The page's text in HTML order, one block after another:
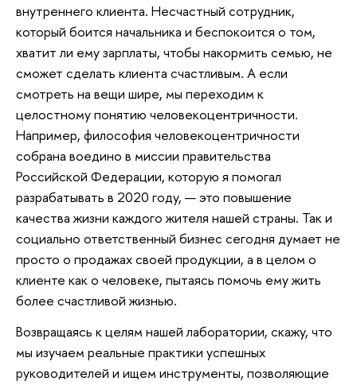
внутреннего клиента. Несчастный сотрудник,
который боится начальника и беспокоится о том,
хватит ли ему зарплаты, чтобы накормить семью, не
сможет сделать клиента счастливым. А если
смотреть на вещи шире, мы переходим к
целостному понятию человекоцентричности.
Например, философия человекоцентричности
собрана воедино в миссии правительства
Российской Федерации, которую я помогал
разрабатывать в 2020 году, — это повышение
качества жизни каждого жителя нашей страны. Так и
социально ответственный бизнес сегодня думает не
просто о продажах своей продукции, а в целом о
клиенте как о человеке, пытаясь помочь ему жить
более счастливой жизнью.
Возвращаясь к целям нашей лаборатории, скажу, что
мы изучаем реальные практики успешных
руководителей и ищем инструменты, позволяющие